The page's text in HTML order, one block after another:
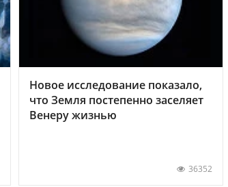
Новое исследование показало,
что Земля постепенно заселяет
Венеру жизнью
36352